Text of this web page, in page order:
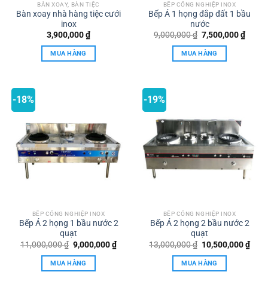
BÀN XOAY, BÀN TIỆC
Bàn xoay nhà hàng tiệc cưới
inox
3,900,000₫
MUA HÀNG
BẾP CÔNG NGHIỆP INOX
Bếp Á 1 họng đắp đất 1 bầu
nước
9,000,000₫ Giá
gốc
là:
9,000,000 ₫.
7,500,000₫Giá
hiện
MUA HÀNG
-18%
BẾP CÔNG NGHIỆP INOX
Bếp Á 2 họng 1 bầu nước 2
quạt
11,000,000₫ Giá
gốc
là:
11,000,000 ₫.
9,000,000₫Giá
hiện
MUA HÀNG
-19%
BẾP CÔNG NGHIỆP INOX
Bếp Á 2 họng 2 bầu nước 2
quạt
13,000,000₫ Giá
gốc
là:
13,000,000 ₫.
10,500,000₫Giá
hiện
MUA HÀNG